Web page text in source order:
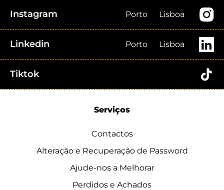
Instagram Porto Lisboa
Linkedin Porto Lisboa
Tiktok
Serviços
Contactos
Alteração e Recuperação de Password
Ajude-nos a Melhorar
Perdidos e Achados